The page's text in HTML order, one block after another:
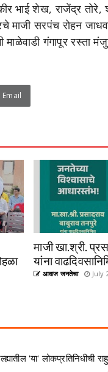
शेख, राजेंद्र तोरे,
माजी सरपंच रोहन
गंगापूर रस्ता
Email
माजी खा.श्री.
यांना
आवाज जनतेचा July
'या' लोकप्रतिनिधीची